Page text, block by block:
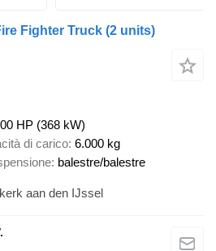
Fighter Truck (2 units)
HP (368 kW)
di carico 6.000 kg
balestre/balestre
aan den IJssel